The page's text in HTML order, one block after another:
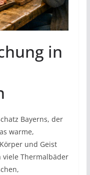
in
Bayerns, der
warme,
und Geist
Thermalbäder